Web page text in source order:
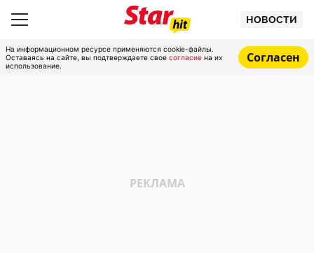
НОВОСТИ
На информационном ресурсе применяются cookie-файлы.
Оставаясь на сайте, вы подтверждаете свое согласие на их
использование.
Согласен